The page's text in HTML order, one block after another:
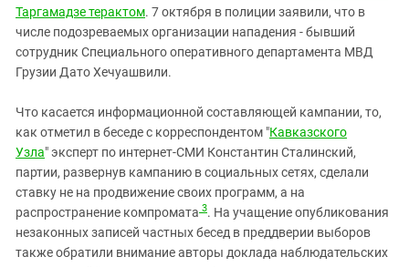
Таргамадзе терактом. 7 октября в полиции заявили, что в
числе подозреваемых организации нападения - бывший
сотрудник Специального оперативного департамента МВД
Грузии Дато Хечуашвили.
Что касается информационной составляющей кампании, то,
как отметил в беседе с корреспондентом "Кавказского
Узла" эксперт по интернет-СМИ Константин Сталинский,
партии, развернув кампанию в социальных сетях, сделали
ставку не на продвижение своих программ, а на
распространение компромата 3. На учащение опубликования
незаконных записей частных бесед в преддверии выборов
также обратили внимание авторы доклада наблюдательских